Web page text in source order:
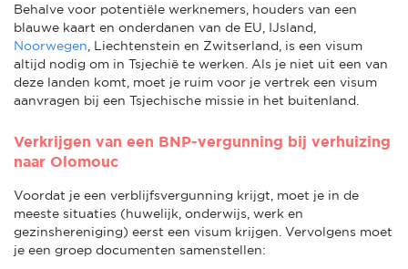
Behalve voor potentiële werknemers, houders van een
blauwe kaart en onderdanen van de EU, IJsland,
Noorwegen , Liechtenstein en Zwitserland, is een visum
altijd nodig om in Tsjechië te werken. Als je niet uit een van
deze landen komt, moet je ruim voor je vertrek een visum
aanvragen bij een Tsjechische missie in het buitenland.
Verkrijgen van een BNP-vergunning bij verhuizing
naar Olomouc
Voordat je een verblijfsvergunning krijgt, moet je in de
meeste situaties (huwelijk, onderwijs, werk en
gezinshereniging) eerst een visum krijgen. Vervolgens moet
je een groep documenten samenstellen: